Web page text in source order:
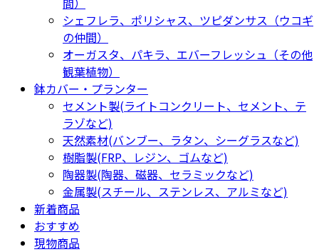
シェフレラ、ポリシャス、ツピダンサス（ウコギ
の仲間）
オーガスタ、パキラ、エバーフレッシュ（その他
観葉植物）
鉢カバー・プランター
セメント製(ライトコンクリート、セメント、テ
ラゾなど)
天然素材(バンブー、ラタン、シーグラスなど)
樹脂製(FRP、レジン、ゴムなど)
陶器製(陶器、磁器、セラミックなど)
金属製(スチール、ステンレス、アルミなど)
新着商品
おすすめ
現物商品